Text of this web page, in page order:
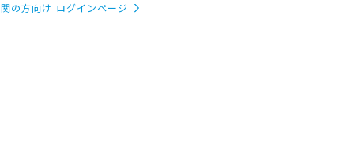
の方向け ログインページ